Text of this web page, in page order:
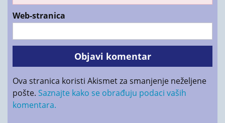
Web-stranica
Ova stranica koristi Akismet za smanjenje neželjene
pošte. Saznajte kako se obrađuju podaci vaših
komentara.